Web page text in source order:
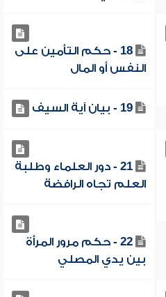
18 - حكم التأمين على
النفس أو المال
19 - بيان آية السيف
21 - دور العلماء وطلبة
العلم تجاه الرافضة
22 - حكم مرور المرأة
بين يدي المصلي